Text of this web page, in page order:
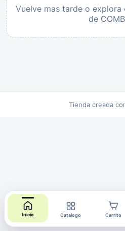
Vuelve mas tarde o explora
de
Inicio Catalogo Carrito
Tienda creada